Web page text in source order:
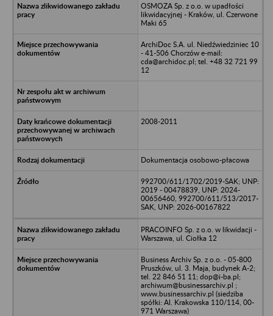
OSMOZA Sp. z o.o. w upadłości
likwidacyjnej - Kraków, ul. Czerwone
Maki 65
ArchiDoc S.A. ul. Niedźwiedziniec 10
- 41-506 Chorzów e-mail:
cda@archidoc.pl; tel. +48 32 721 99
12
2008-2011
Dokumentacja osobowo-płacowa
992700/611/1702/2019-SAK; UNP:
2019 - 00478839, UNP: 2024-
00656460, 992700/611/513/2017-
SAK, UNP: 2026-00167822
PRACOINFO Sp. z o.o. w likwidacji -
Warszawa, ul. Ciołka 12
Business Archiv Sp. z o.o. - 05-800
Pruszków, ul. 3. Maja, budynek A-2;
tel. 22 846 51 11; dop@i-ba.pl;
archiwum@businessarchiv.pl ;
www.businessarchiv.pl (siedziba
spółki: Al. Krakowska 110/114, 00-
971 Warszawa)